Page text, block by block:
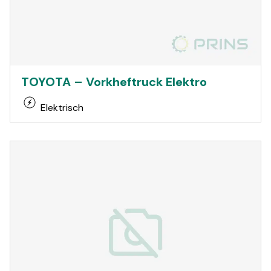
TOYOTA – Vorkheftruck Elektro
Elektrisch